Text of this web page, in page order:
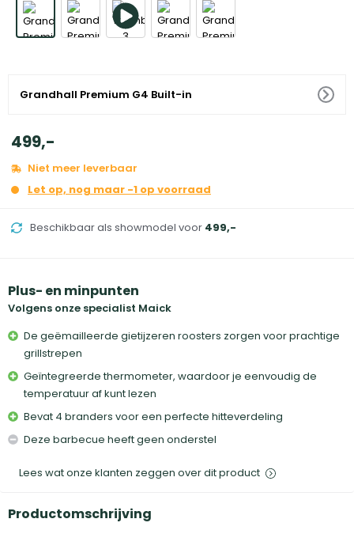
Grandhall Premium G4 Built-in
499,-
Niet meer leverbaar
Let op, nog maar -1 op voorraad
Beschikbaar als showmodel voor 499,-
Plus- en minpunten
Volgens onze specialist Maick
De geëmailleerde gietijzeren roosters zorgen voor prachtige
grillstrepen
Geïntegreerde thermometer, waardoor je eenvoudig de
temperatuur af kunt lezen
Bevat 4 branders voor een perfecte hitteverdeling
Deze barbecue heeft geen onderstel
Lees wat onze klanten zeggen over dit product
Productomschrijving